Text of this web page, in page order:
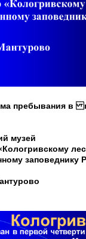
пребывания в
музей
заповеднику